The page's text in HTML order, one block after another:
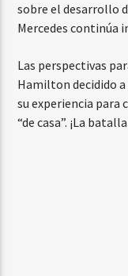
sobre el desarrollo
Mercedes continúa
Las perspectivas
Hamilton decidido
su experiencia para
“de casa”. ¡La